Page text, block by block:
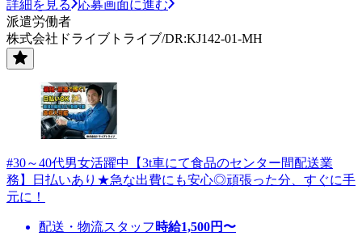
詳細を見る
応募画面に進む
派遣労働者
株式会社ドライブトライブ/DR:KJ142-01-MH
#30～40代男女活躍中【3t車にて食品のセンター間配送業
務】日払いあり★急な出費にも安心◎頑張った分、すぐに手
元に！
配送・物流スタッフ 時給1,500円〜